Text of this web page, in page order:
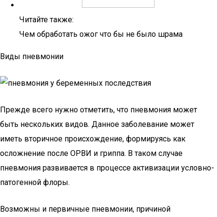
Читайте также:
Чем обработать ожог что бы не было шрама
Виды пневмонии
Прежде всего нужно отметить, что пневмония может
быть нескольких видов. Данное заболевание может
иметь вторичное происхождение, формируясь как
осложнение после ОРВИ и гриппа. В таком случае
пневмония развивается в процессе активизации условно-
патогенной флоры.
Возможны и первичные пневмонии, причиной